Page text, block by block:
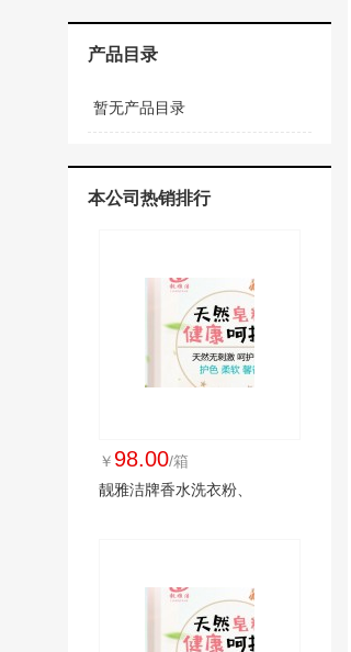
产品目录
暂无产品目录
本公司热销排行
￥ 98.00/箱
靓雅洁牌香水洗衣粉、